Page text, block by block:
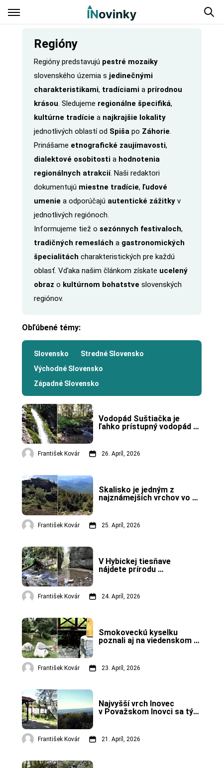
Regióny
Regióny predstavujú pestré mozaiky
slovenského územia s jedinečnými
charakteristikami, tradíciamia prírodnou
krásou. Sledujeme regionálne špecifiká,
kultúrne tradície a najkrajšie lokality
jednotlivých oblastí od Spišapo Záhorie.
Prinášame etnografické zaujímavosti,
dialektové osobitostia hodnotenia
regionálnych atrakcií. Naši redaktori
dokumentujú miestne tradície, ľudové
umenie a odporúčajú autentické zážitkyv
jednotlivých regiónoch.
Informujeme tiež o sezónnych festivaloch,
tradičných remeslách a gastronomických
špecialitách charakteristických pre každú
oblasť. Vďaka našim článkom získate ucelený
obraz o kultúrnom bohatstve slovenských
regiónov.
Obľúbené témy:
Slovensko
Stredné Slovensko
Východné Slovensko
Západné Slovensko
Vodopád Šuštiačka je
ľahko prístupný vodopád v
František Kovár 26. Apríl, 2026
Skalisko je jedným z
najznámejších vrchov vo
František Kovár 25. Apríl, 2026
V Hybickej tiesňave
nájdete prírodu
František Kovár 24. Apríl, 2026
Smokoveckú kyselku
poznali aj na viedenskom
František Kovár 23. Apríl, 2026
Najvyšší vrch Inovec
v Považskom Inovci sa týči
František Kovár 21. Apríl, 2026